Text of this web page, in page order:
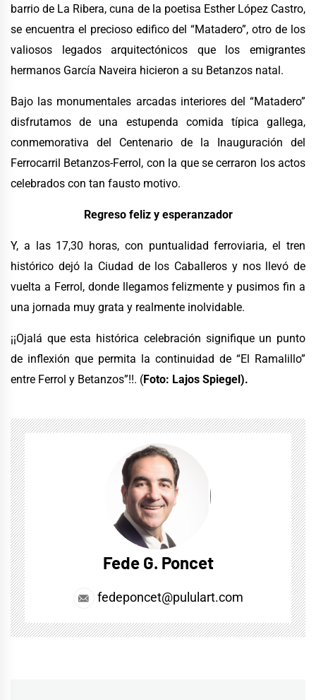
barrio de La Ribera, cuna de la poetisa Esther López Castro,
se encuentra el precioso edifico del “Matadero”, otro de los
valiosos legados arquitectónicos que los emigrantes
hermanos García Naveira hicieron a su Betanzos natal.
Bajo las monumentales arcadas interiores del “Matadero”
disfrutamos de una estupenda comida típica gallega,
conmemorativa del Centenario de la Inauguración del
Ferrocarril Betanzos-Ferrol, con la que se cerraron los actos
celebrados con tan fausto motivo.
Regreso feliz y esperanzador
Y, a las 17,30 horas, con puntualidad ferroviaria, el tren
histórico dejó la Ciudad de los Caballeros y nos llevó de
vuelta a Ferrol, donde llegamos felizmente y pusimos fin a
una jornada muy grata y realmente inolvidable.
¡¡Ojalá que esta histórica celebración signifique un punto
de inflexión que permita la continuidad de “El Ramalillo”
entre Ferrol y Betanzos”!!. (Foto: Lajos Spiegel).
Fede G. Poncet
fedeponcet@pululart.com